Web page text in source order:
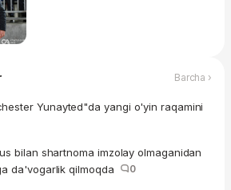
Barcha ›
Yunayted"da yangi o'yin raqamini
bilan shartnoma imzolay olmaganidan
da'vogarlik qilmoqda
0